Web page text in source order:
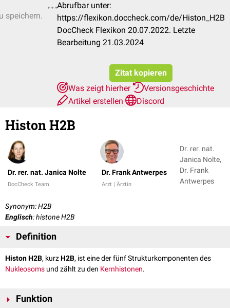
speichern.
Abrufbar unter:
https://flexikon.doccheck.com/de/Histon_H2B
DocCheck Flexikon 20.07.2022. Letzte
Bearbeitung 21.03.2024
Zitat kopieren
Was zeigt hierher
Versionsgeschichte
Artikel erstellen
Discord
Histon H2B
Dr. rer. nat. Janica Nolte
DocCheck Team
Dr. Frank Antwerpes
Arzt | Ärztin
Dr. rer. nat.
Janica Nolte,
Dr. Frank
Antwerpes
Synonym: H2B
Englisch: histone H2B
Definition
Histon H2B, kurzH2B, ist eine der fünf Strukturkomponenten des
Nukleosoms und zählt zu den Kernhistonen.
Funktion